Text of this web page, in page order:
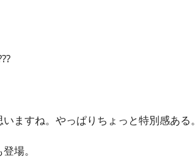
ますね。やっぱりちょっと特別感ある。
場。